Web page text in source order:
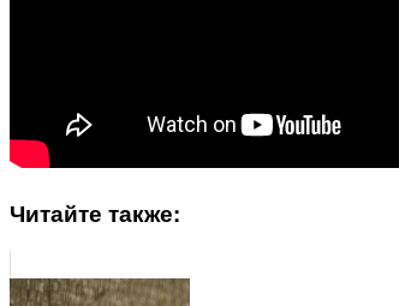
Читайте также: